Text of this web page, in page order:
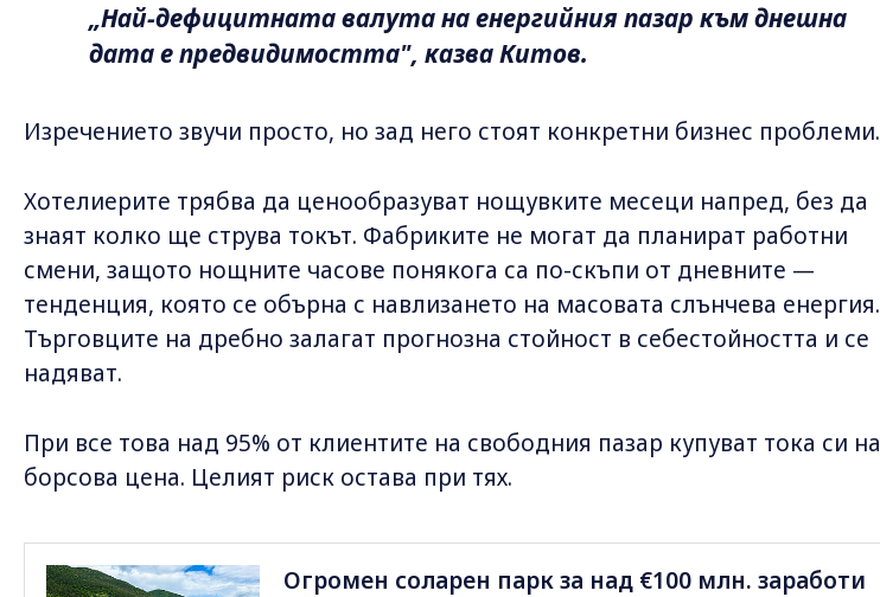
„Най-дефицитната валута на енергийния пазар към днешна
дата е предвидимостта", казва Китов.
Изречението звучи просто, но зад него стоят конкретни бизнес проблеми.
Хотелиерите трябва да ценообразуват нощувките месеци напред, без да
знаят колко ще струва токът. Фабриките не могат да планират работни
смени, защото нощните часове понякога са по-скъпи от дневните —
тенденция, която се обърна с навлизането на масовата слънчева енергия.
Търговците на дребно залагат прогнозна стойност в себестойността и се
надяват.
При все това над 95% от клиентите на свободния пазар купуват тока си на
борсова цена. Целият риск остава при тях.
Огромен соларен парк за над €100 млн. заработи